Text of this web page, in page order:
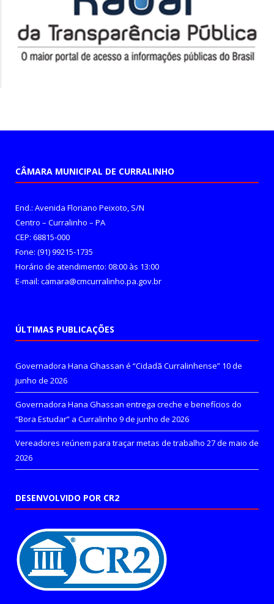
CÂMARA MUNICIPAL DE CURRALINHO
End.: Avenida Floriano Peixoto, S/N
Centro – Curralinho – PA
CEP: 68815-000
Fone: (91) 99215-1735
Horário de atendimento: 08:00 às 13:00
E-mail: camara@cmcurralinho.pa.gov.br
ÚLTIMAS PUBLICAÇÕES
Governadora Hana Ghassan é “Cidadã Curralinhense” 10 de
junho de 2026
Governadora Hana Ghassan entrega creche e benefícios do
“Bora Estudar” a Curralinho 9 de junho de 2026
Vereadores reúnem para traçar metas de trabalho 27 de maio de
2026
DESENVOLVIDO POR CR2